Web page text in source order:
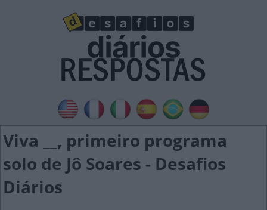
Viva __, primeiro programa
solo de Jô Soares - Desafios
Diários